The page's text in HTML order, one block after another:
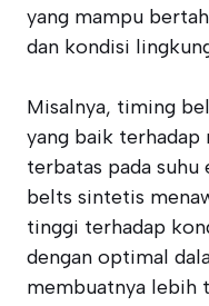
yang mampu
dan kondisi
Misalnya, timing
yang baik terhadap
terbatas pada
belts sintetis
tinggi terhadap
dengan optimal
membuatnya lebih